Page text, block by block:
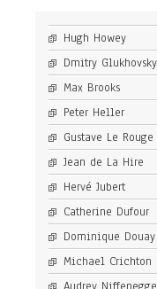
Hugh Howey
Dmitry Glukhovsky
Max Brooks
Peter Heller
Gustave Le Rouge
Jean de La Hire
Hervé Jubert
Catherine Dufour
Dominique Douay
Michael Crichton